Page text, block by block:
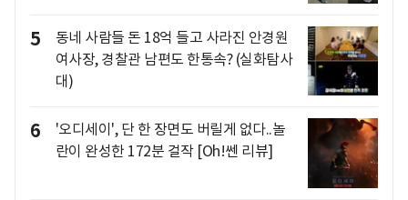
5
동네 사람들 돈 18억 들고 사라진 안경원
여사장, 경찰관 남편도 한통속? (실화탐사
대)
6
'오디세이', 단 한 장면도 버릴게 없다..놀
란이 완성한 172분 걸작 [Oh!쎈 리뷰]